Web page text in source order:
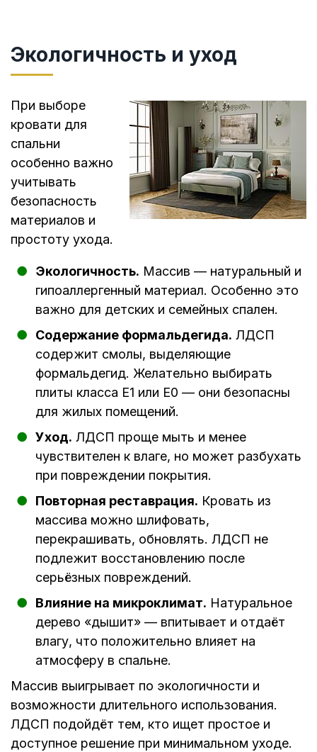
Экологичность и уход
При выборе
кровати для
спальни
особенно важно
учитывать
безопасность
материалов и
простоту ухода.
Экологичность. Массив — натуральный и
гипоаллергенный материал. Особенно это
важно для детских и семейных спален.
Содержание формальдегида. ЛДСП
содержит смолы, выделяющие
формальдегид. Желательно выбирать
плиты класса E1 или E0 — они безопасны
для жилых помещений.
Уход. ЛДСП проще мыть и менее
чувствителен к влаге, но может разбухать
при повреждении покрытия.
Повторная реставрация. Кровать из
массива можно шлифовать,
перекрашивать, обновлять. ЛДСП не
подлежит восстановлению после
серьёзных повреждений.
Влияние на микроклимат. Натуральное
дерево «дышит» — впитывает и отдаёт
влагу, что положительно влияет на
атмосферу в спальне.
Массив выигрывает по экологичности и
возможности длительного использования.
ЛДСП подойдёт тем, кто ищет простое и
доступное решение при минимальном уходе.